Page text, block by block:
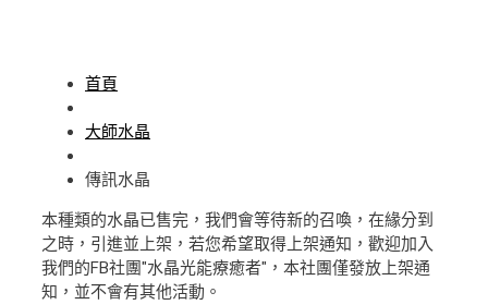
首頁
大師水晶
傳訊水晶
本種類的水晶已售完，我們會等待新的召喚，在緣分到
之時，引進並上架，若您希望取得上架通知，歡迎加入
我們的FB社團"水晶光能療癒者"，本社團僅發放上架通
知，並不會有其他活動。